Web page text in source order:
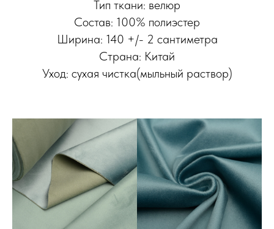
Тип ткани: велюр
Состав: 100% полиэстер
Ширина: 140 +/- 2 сантиметра
Страна: Китай
Уход: сухая чистка(мыльный раствор)